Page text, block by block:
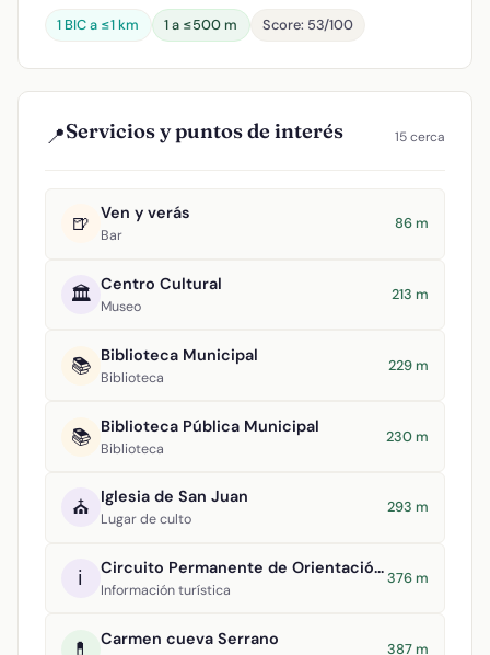
1 BIC a ≤1 km 1 a ≤500 m Score: 53/100
📍Servicios y puntos de interés 15 cerca
🍺 Ven y verás
Bar
86 m
🏛️ Centro Cultural
Museo
213 m
📚 Biblioteca Municipal
Biblioteca
229 m
📚 Biblioteca Pública Municipal
Biblioteca
230 m
⛪ Iglesia de San Juan
Lugar de culto
293 m
ℹ️ Circuito Permanente de Orientación Argamasilla de Alba
Información turística
376 m
💊 Carmen cueva Serrano
387 m